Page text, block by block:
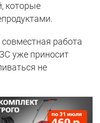
которые
работа
уже приносит
не